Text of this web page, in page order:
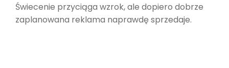
Świecenie przyciąga wzrok, ale dopiero dobrze
zaplanowana reklama naprawdę sprzedaje.